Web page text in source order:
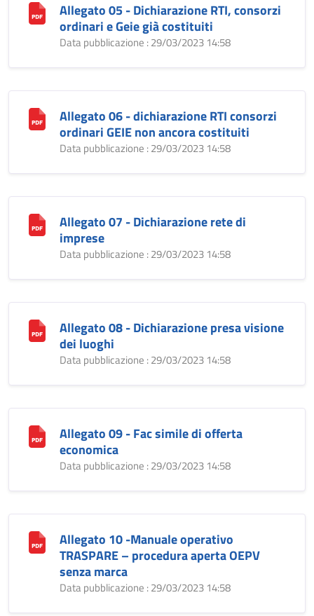
Allegato 05 - Dichiarazione RTI, consorzi
ordinari e Geie già costituiti
Data pubblicazione : 29/03/2023 14:58
Allegato 06 - dichiarazione RTI consorzi
ordinari GEIE non ancora costituiti
Data pubblicazione : 29/03/2023 14:58
Allegato 07 - Dichiarazione rete di
imprese
Data pubblicazione : 29/03/2023 14:58
Allegato 08 - Dichiarazione presa visione
dei luoghi
Data pubblicazione : 29/03/2023 14:58
Allegato 09 - Fac simile di offerta
economica
Data pubblicazione : 29/03/2023 14:58
Allegato 10 -Manuale operativo
TRASPARE – procedura aperta OEPV
senza marca
Data pubblicazione : 29/03/2023 14:58